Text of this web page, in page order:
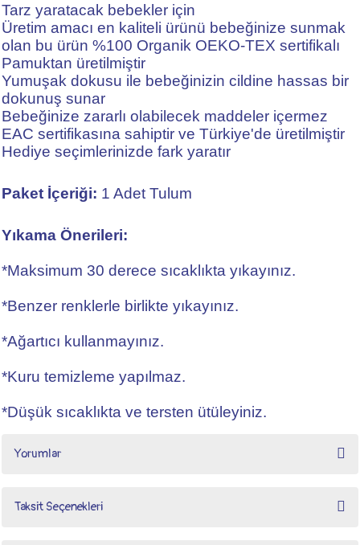
Tarz yaratacak bebekler için
Üretim amacı en kaliteli ürünü bebeğinize sunmak
olan bu ürün %100 Organik OEKO-TEX sertifikalı
Pamuktan üretilmiştir
Yumuşak dokusu ile bebeğinizin cildine hassas bir
dokunuş sunar
Bebeğinize zararlı olabilecek maddeler içermez
EAC sertifikasına sahiptir ve Türkiye'de üretilmiştir
Hediye seçimlerinizde fark yaratır
Paket İçeriği: 1 Adet Tulum
Yıkama Önerileri:
*Maksimum 30 derece sıcaklıkta yıkayınız.
*Benzer renklerle birlikte yıkayınız.
*Ağartıcı kullanmayınız.
*Kuru temizleme yapılmaz.
*Düşük sıcaklıkta ve tersten ütüleyiniz.
Yorumlar
Taksit Seçenekleri